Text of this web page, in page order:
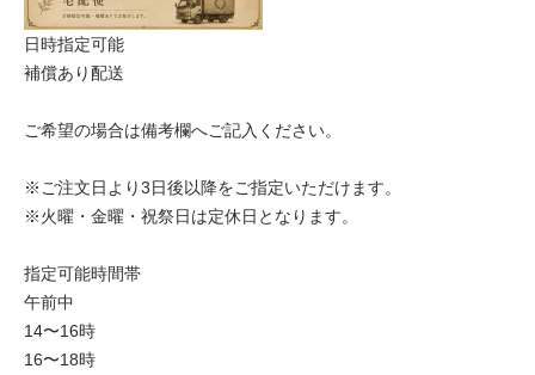
日時指定可能
補償あり配送
ご希望の場合は備考欄へご記入ください。
※ご注文日より3日後以降をご指定いただけます。
※火曜・金曜・祝祭日は定休日となります。
指定可能時間帯
午前中
14〜16時
16〜18時